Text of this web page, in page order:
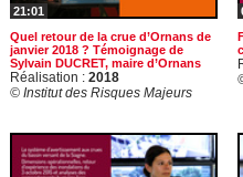
21:01
Quel retour de la crue d’Ornans de
janvier 2018 ? Témoignage de
Sylvain DUCRET, maire d’Ornans
Réalisation : 2018
© Institut des Risques Majeurs